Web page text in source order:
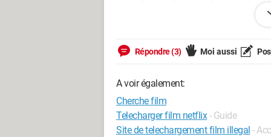
ensuite on leurs pose un appareil sur
manipulés sans qu'ils en soit
si quelqu'un connait se film qu'il est la
cordialement
Répondre (3) Moi aussi
A voir également:
Cherche film
Telecharger film netflix - Guide
Site de telechargement film illegal -